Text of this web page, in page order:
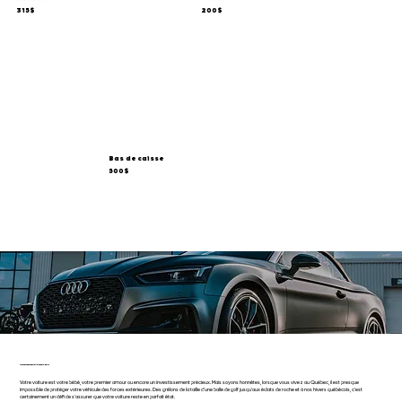
315$
200$
Bas de caisse
500$
Votre voiture est votre bébé, votre premier amour ou encore un investissement précieux. Mais soyons honnêtes, lorsque vous vivez au Québec, il est presque
impossible de protéger votre véhicule des forces extérieures. Des grêlons de la taille d'une balle de golf jusqu'aux éclats de roche et à nos hivers québécois, c'est
certainement un défi de s'assurer que votre voiture reste en parfait état.